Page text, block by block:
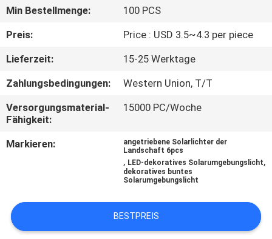
QUALITÄTSKONTROLLE
KONTAKTIERE
NACHRICHTEN
FÄLLE
SIE
EIN
Min Bestellmenge:
100 PCS
Preis:
Price : USD 3.5~4.3 per piece
Lieferzeit:
15-25 Werktage
Zahlungsbedingungen:
Western Union, T/T
Versorgungsmaterial-
Fähigkeit:
15000 PC/Woche
Markieren:
angetriebene Solarlichter der
Landschaft 6pcs
, LED-dekoratives Solarumgebungslicht,
dekoratives buntes
Solarumgebungslicht
BESTPREIS